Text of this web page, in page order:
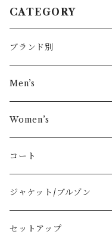
CATEGORY
ブランド別
その他ブランド
COMME des GARÇONS
Vivienne Westwood
BURBERRY
PRADA
Men’s
Women’s
コート
ジャケット/ブルゾン
セットアップ